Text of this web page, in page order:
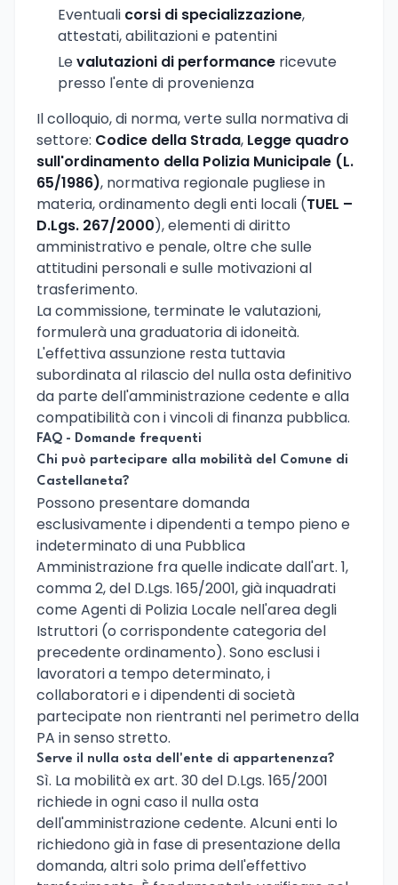
Eventuali corsi di specializzazione,
attestati, abilitazioni e patentini
Levalutazioni di performance ricevute
presso l'ente di provenienza
Il colloquio, di norma, verte sulla normativa di
settore: Codice della Strada, Legge quadro
sull'ordinamento della Polizia Municipale (L.
65/1986), normativa regionale pugliese in
materia, ordinamento degli enti locali (TUEL –
D.Lgs. 267/2000), elementi di diritto
amministrativo e penale, oltre che sulle
attitudini personali e sulle motivazioni al
trasferimento.
La commissione, terminate le valutazioni,
formulerà una graduatoria di idoneità.
L'effettiva assunzione resta tuttavia
subordinata al rilascio del nulla osta definitivo
da parte dell'amministrazione cedente e alla
compatibilità con i vincoli di finanza pubblica.
FAQ - Domande frequenti
Chi può partecipare alla mobilità del Comune di
Castellaneta?
Possono presentare domanda
esclusivamente i dipendenti a tempo pieno e
indeterminato di una Pubblica
Amministrazione fra quelle indicate dall'art. 1,
comma 2, del D.Lgs. 165/2001, già inquadrati
come Agenti di Polizia Locale nell'area degli
Istruttori (o corrispondente categoria del
precedente ordinamento). Sono esclusi i
lavoratori a tempo determinato, i
collaboratori e i dipendenti di società
partecipate non rientranti nel perimetro della
PA in senso stretto.
Serve il nulla osta dell'ente di appartenenza?
Sì. La mobilità ex art. 30 del D.Lgs. 165/2001
richiede in ogni caso il nulla osta
dell'amministrazione cedente. Alcuni enti lo
richiedono già in fase di presentazione della
domanda, altri solo prima dell'effettivo